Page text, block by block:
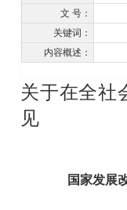
文 号：
关键词：
内容概述：
关于在全社
见
国家发展